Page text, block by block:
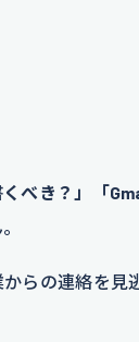
くべき？」「
らの連絡を見